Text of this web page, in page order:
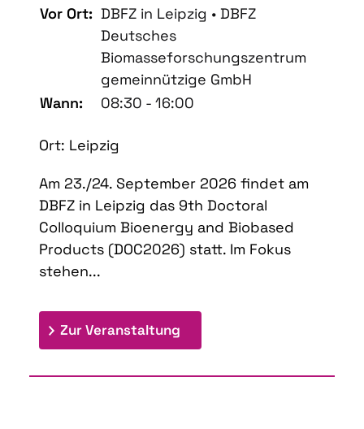
Vor Ort: DBFZ in Leipzig • DBFZ
Deutsches
Biomasseforschungszentrum
gemeinnützige GmbH
Wann:
08:30 - 16:00
Ort: Leipzig
Am 23./24. September 2026 findet am
DBFZ in Leipzig das 9th Doctoral
Colloquium Bioenergy and Biobased
Products (DOC2026) statt. Im Fokus
stehen...
Zur Veranstaltung